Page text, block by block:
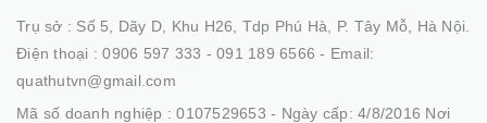
Trụ sở : Số 5, Dãy D, Khu H26, Tdp Phú Hà, P. Tây Mỗ, Hà Nội.
Điện thoại :0906 597 333 - 091 189 6566 - Email:
quathutvn@gmail.com
Mã số doanh nghiệp :0107529653 - Ngày cấp: 4/8/2016 Nơi